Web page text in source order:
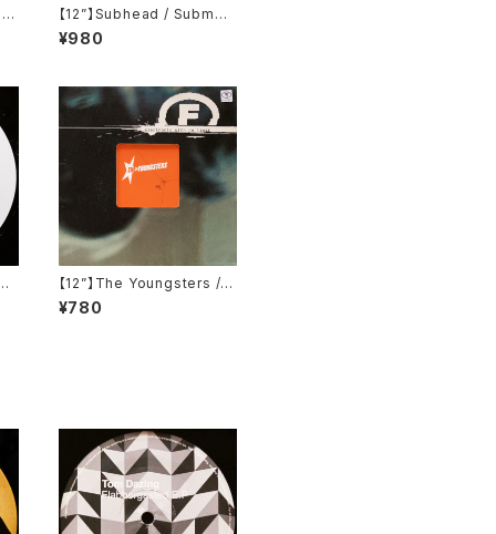
【12”】Subhead / Submer
ge 1 EP (Sativae Recordi
ngs) (tiva006)
¥980
【12”】The Youngsters / E
nd (F Communications)
(F 135)
¥780